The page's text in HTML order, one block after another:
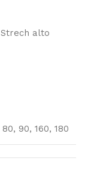
alto
80, 90, 160, 180